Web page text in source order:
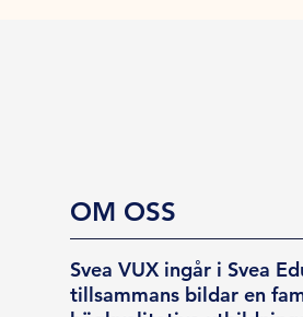
OM OSS
Svea VUX ingår i Svea
tillsammans bildar en